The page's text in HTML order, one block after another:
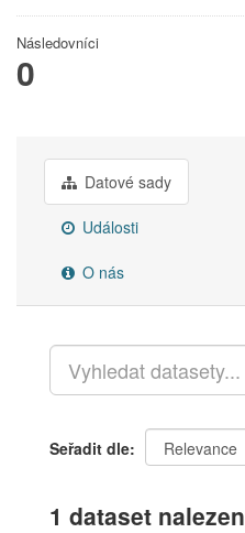
Následovníci
0
Datové sady
Události
O nás
Seřadit dle
1 dataset nalezen